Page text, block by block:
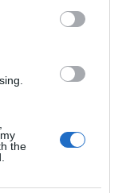
the
δέρμα
800 μ. στο